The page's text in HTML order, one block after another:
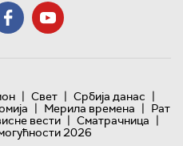
| Свет | Србија данас |
| Мерила времена | Рат
вести | Сматрачница |
2026